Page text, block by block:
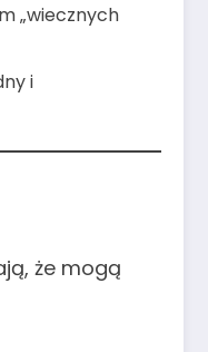
„wiecznych
i
że mogą